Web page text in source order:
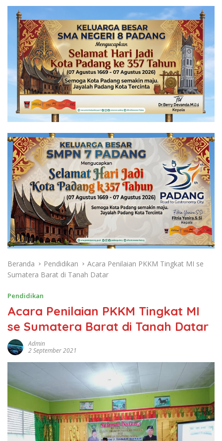
Beranda Pendidikan
Acara Penilaian PKKM Tingkat MI se
Sumatera Barat di Tanah Datar
Pendidikan
Acara Penilaian PKKM Tingkat MI
se Sumatera Barat di Tanah Datar
Admin
2 September 2021